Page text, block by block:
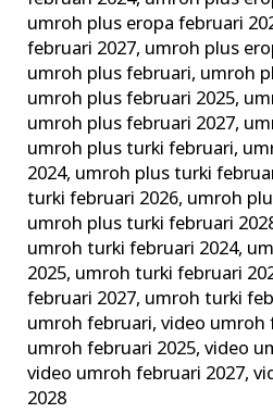
umroh plus eropa februari
februari 2027, umroh plus
umroh plus februari, umroh
umroh plus februari 2025,
umroh plus februari 2027,
umroh plus turki februari,
2024, umroh plus turki
turki februari 2026, umroh
umroh plus turki februari
umroh turki februari 2024,
2025, umroh turki februari
februari 2027, umroh turki
umroh februari,video umroh
umroh februari 2025,video
video umroh februari 2027,
2028